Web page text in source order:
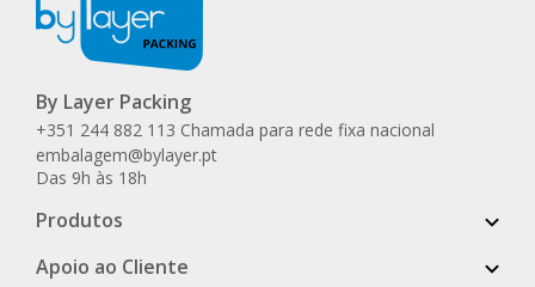
By Layer Packing
+351 244 882 113 Chamada para rede fixa nacional
embalagem@bylayer.pt
Das 9h às 18h
Produtos
Apoio ao Cliente